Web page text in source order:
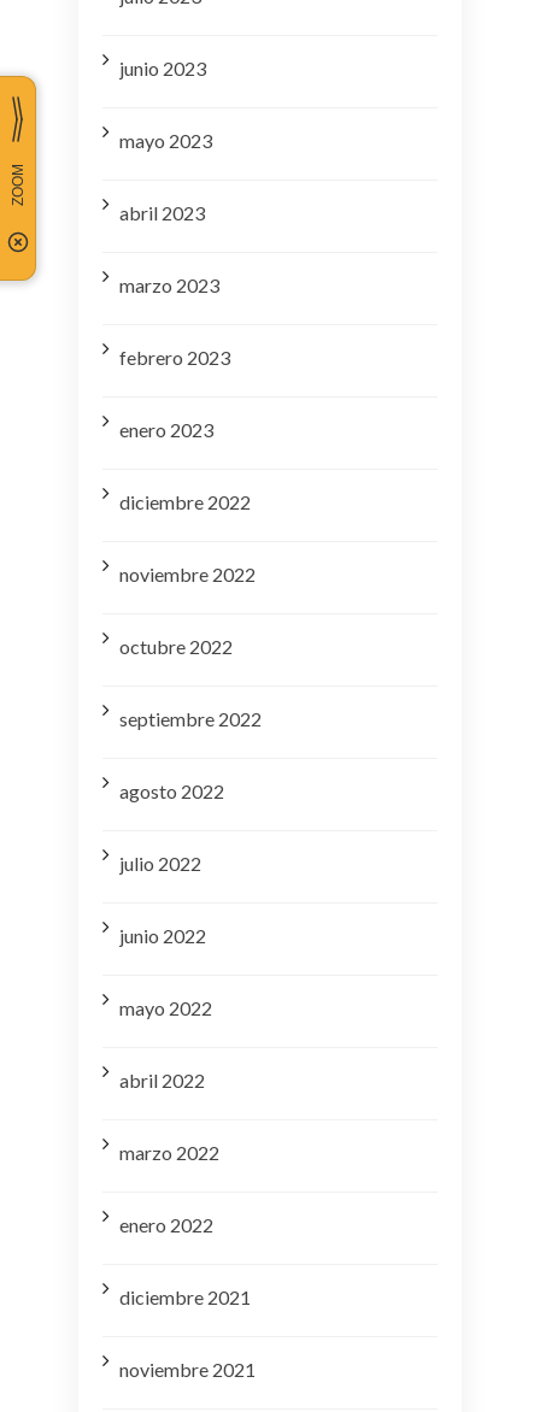
junio 2023
mayo 2023
abril 2023
marzo 2023
febrero 2023
enero 2023
diciembre 2022
noviembre 2022
octubre 2022
septiembre 2022
agosto 2022
julio 2022
junio 2022
mayo 2022
abril 2022
marzo 2022
enero 2022
diciembre 2021
noviembre 2021